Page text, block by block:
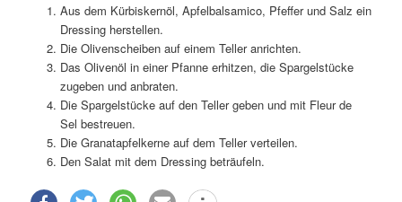
Aus dem Kürbiskernöl, Apfelbalsamico, Pfeffer und Salz ein
Dressing herstellen.
Die Olivenscheiben auf einem Teller anrichten.
Das Olivenöl in einer Pfanne erhitzen, die Spargelstücke
zugeben und anbraten.
Die Spargelstücke auf den Teller geben und mit Fleur de
Sel bestreuen.
Die Granatapfelkerne auf dem Teller verteilen.
Den Salat mit dem Dressing beträufeln.